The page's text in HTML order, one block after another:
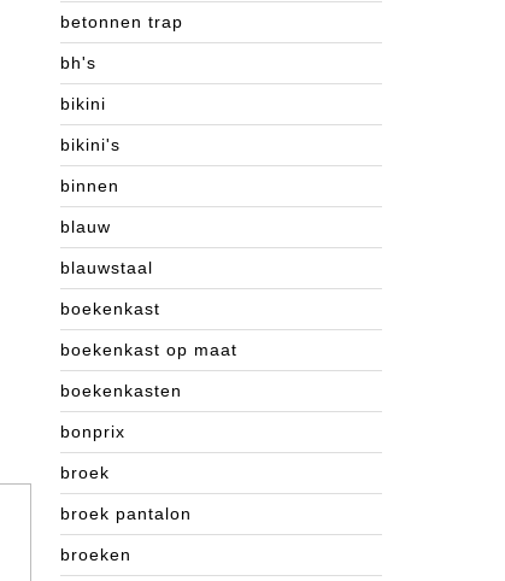
betonnen trap
bh's
bikini
bikini's
binnen
blauw
blauwstaal
boekenkast
boekenkast op maat
boekenkasten
bonprix
broek
broek pantalon
broeken